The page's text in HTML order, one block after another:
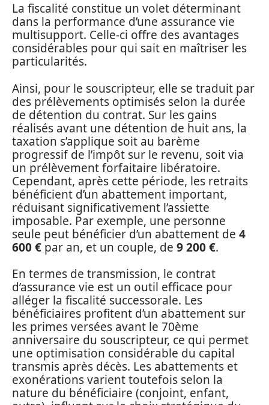
La fiscalité constitue un volet déterminant
dans la performance d’une assurance vie
multisupport. Celle-ci offre des avantages
considérables pour qui sait en maîtriser les
particularités.
Ainsi, pour le souscripteur, elle se traduit par
des prélèvements optimisés selon la durée
de détention du contrat. Sur les gains
réalisés avant une détention de huit ans, la
taxation s’applique soit au barème
progressif de l’impôt sur le revenu, soit via
un prélèvement forfaitaire libératoire.
Cependant, après cette période, les retraits
bénéficient d’un abattement important,
réduisant significativement l’assiette
imposable. Par exemple, une personne
seule peut bénéficier d’un abattement de 4
600 € par an, et un couple, de 9 200 €.
En termes de transmission, le contrat
d’assurance vie est un outil efficace pour
alléger la fiscalité successorale. Les
bénéficiaires profitent d’un abattement sur
les primes versées avant le 70ème
anniversaire du souscripteur, ce qui permet
une optimisation considérable du capital
transmis après décès. Les abattements et
exonérations varient toutefois selon la
nature du bénéficiaire (conjoint, enfant,